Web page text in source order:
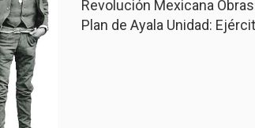
Revolución Mexicana
Plan de Ayala Unidad: